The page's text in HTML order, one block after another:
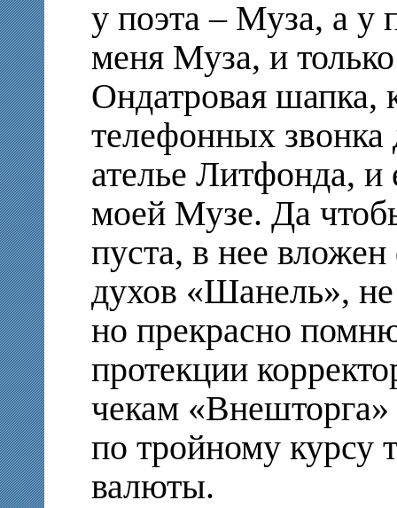
у поэта – Муза, а
меня Муза, и
Ондатровая шапка,
телефонных звонка
ателье Литфонда, и
моей Музе. Да
пуста, в нее
духов «Шанель»,
но прекрасно
протекции
чекам «Внешторга»
по тройному курсу
валюты.